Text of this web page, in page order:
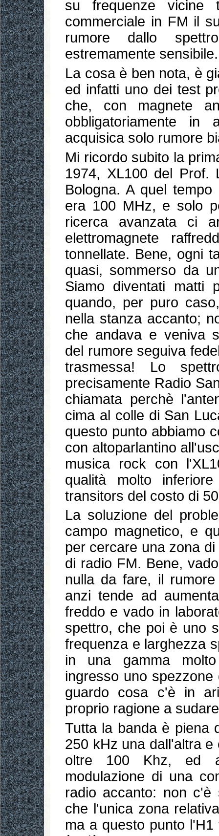
su frequenze vicine
commerciale in FM il
rumore dallo
estremamente sensibile.
La cosa è ben nota, è
ed infatti uno dei test
che, con magnete
obbligatoriamente
acquisica solo rumore
Mi ricordo subito la
1974, XL100 del Prof.
Bologna. A quel
era 100 MHz, e solo
ricerca avanzata ci
elettromagnete
tonnellate. Bene, ogni
quasi, sommerso da
Siamo diventati matti
quando, per puro
nella stanza accanto;
che andava e veniva
del rumore seguiva
trasmessa! Lo
precisamente Radio
chiamata perchè
cima al colle di San
questo punto abbiamo
con altoparlantino
musica rock con
qualità molto
transitors del costo di
La soluzione del
campo magnetico, e
per cercare una zona
di radio FM. Bene,
nulla da fare, il
anzi tende ad
freddo e vado in
spettro, che poi è uno
frequenza e larghezza
in una gamma
ingresso uno
guardo cosa c'è in
proprio ragione a
Tutta la banda è piena
250 kHz una dall'altra
oltre 100 Khz, ed
modulazione di una
radio accanto: non c'è
che l'unica zona
ma a questo punto